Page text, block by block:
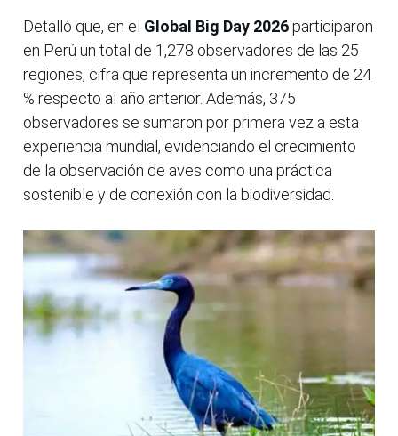
Detalló que, en el Global Big Day 2026participaron
en Perú un total de 1,278 observadores de las 25
regiones, cifra que representa un incremento de 24
% respecto al año anterior. Además, 375
observadores se sumaron por primera vez a esta
experiencia mundial, evidenciando el crecimiento
de la observación de aves como una práctica
sostenible y de conexión con la biodiversidad.